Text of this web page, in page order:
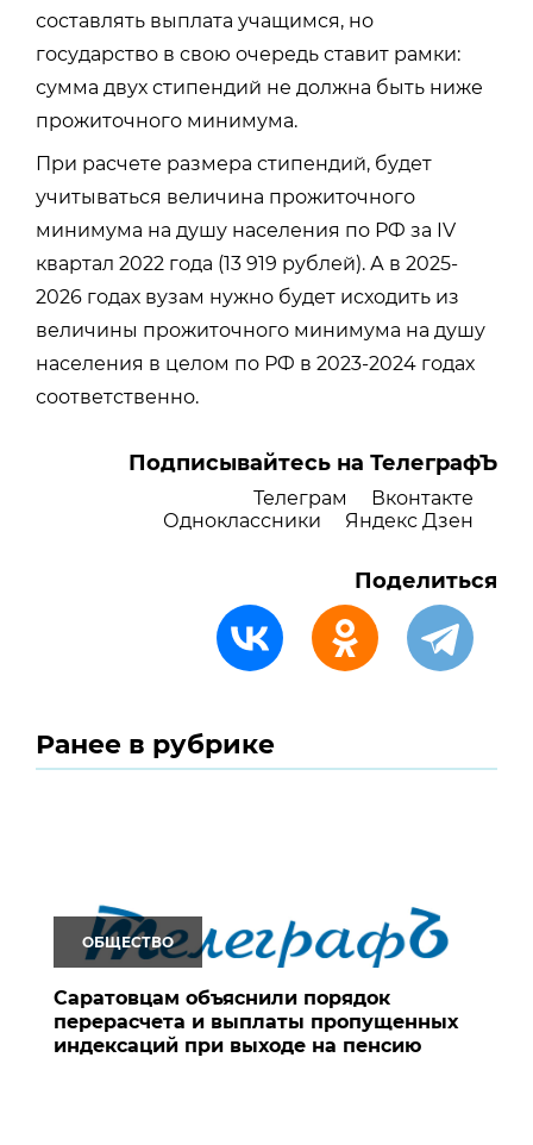
составлять выплата учащимся, но
государство в свою очередь ставит рамки:
сумма двух стипендий не должна быть ниже
прожиточного минимума.
При расчете размера стипендий, будет
учитываться величина прожиточного
минимума на душу населения по РФ за IV
квартал 2022 года (13 919 рублей). А в 2025-
2026 годах вузам нужно будет исходить из
величины прожиточного минимума на душу
населения в целом по РФ в 2023-2024 годах
соответственно.
Подписывайтесь на ТелеграфЪ
Телеграм
Вконтакте
Одноклассники
Яндекс Дзен
Поделиться
Ранее в рубрике
ОБЩЕСТВО
Саратовцам объяснили порядок
перерасчета и выплаты пропущенных
индексаций при выходе на пенсию